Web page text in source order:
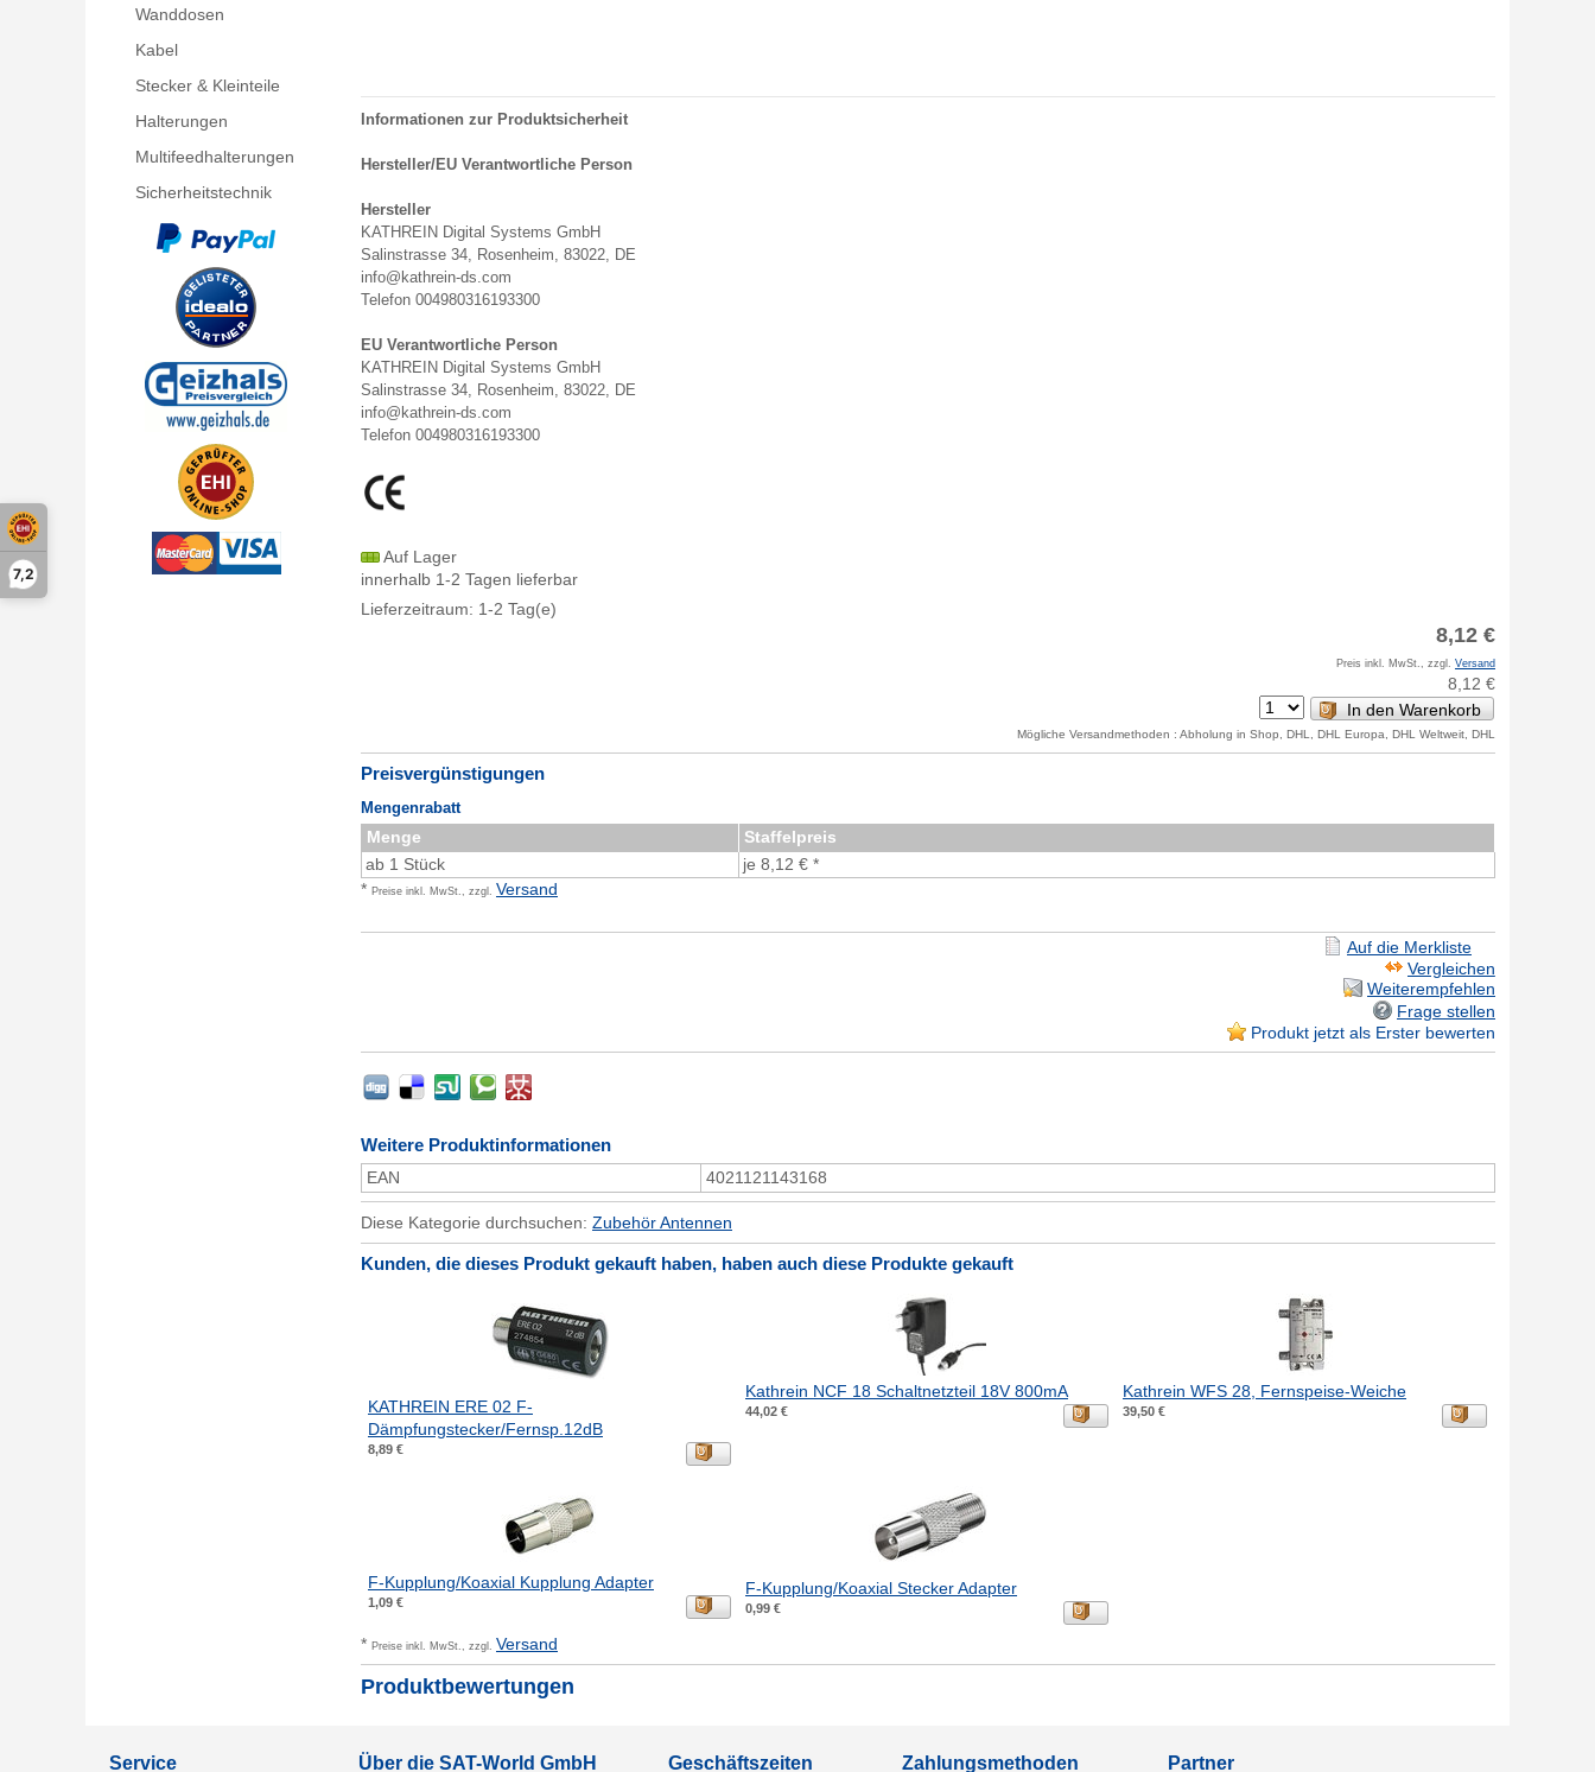
7,2
Wanddosen
Kabel
Stecker & Kleinteile
Halterungen
Multifeedhalterungen
Sicherheitstechnik
Informationen zur Produktsicherheit
Hersteller/EU Verantwortliche Person
Hersteller
KATHREIN Digital Systems GmbH
Salinstrasse 34, Rosenheim, 83022, DE
info@kathrein-ds.com
Telefon 004980316193300
EU Verantwortliche Person
KATHREIN Digital Systems GmbH
Salinstrasse 34, Rosenheim, 83022, DE
info@kathrein-ds.com
Telefon 004980316193300
Auf Lager
innerhalb 1-2 Tagen lieferbar
Lieferzeitraum: 1-2 Tag(e)
8,12 €
Preis inkl. MwSt., zzgl. Versand
8,12 €
In den Warenkorb
Mögliche Versandmethoden : Abholung in Shop, DHL, DHL Europa, DHL Weltweit, DHL
Preisvergünstigungen
Mengenrabatt
Menge
Staffelpreis
ab 1 Stück
je 8,12 € *
* Preise inkl. MwSt., zzgl. Versand
Weiterempfehlen
Frage stellen
Produkt jetzt als Erster bewerten
Weitere Produktinformationen
EAN 4021121143168
Diese Kategorie durchsuchen: Zubehör Antennen
Kunden, die dieses Produkt gekauft haben, haben auch diese Produkte gekauft
KATHREIN ERE 02 F-
Dämpfungstecker/Fernsp.12dB
8,89 €
Kathrein NCF 18 Schaltnetzteil 18V 800mA
44,02 €
Kathrein WFS 28, Fernspeise-Weiche
39,50 €
F-Kupplung/Koaxial Kupplung Adapter
1,09 €
F-Kupplung/Koaxial Stecker Adapter
0,99 €
* Preise inkl. MwSt., zzgl. Versand
Produktbewertungen
Service Über die SAT-World GmbH Geschäftszeiten Zahlungsmethoden Partner